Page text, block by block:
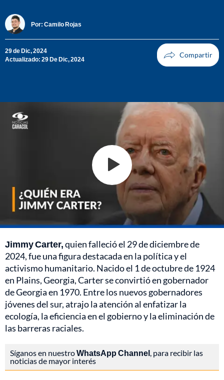
Por: Camilo Rojas
29 de Dic, 2024
Actualizado: 29 De Dic, 2024
Jimmy Carter,quien falleció el 29 de diciembre de
2024, fue una figura destacada en la política y el
activismo humanitario. Nacido el 1 de octubre de 1924
en Plains, Georgia, Carter se convirtió en gobernador
de Georgia en 1970. Entre los nuevos gobernadores
jóvenes del sur, atrajo la atención al enfatizar la
ecología, la eficiencia en el gobierno y la eliminación de
las barreras raciales.
Síganos en nuestroWhatsApp Channel , para recibir las
noticias de mayor interés